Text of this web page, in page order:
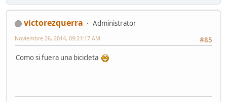
victorezquerra
Administrator
#85
Noviembre 26, 2014, 09:21:17 AM
Como si fuera una bicicleta